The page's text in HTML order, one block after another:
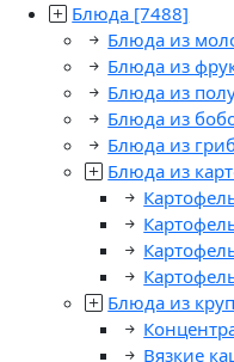
Блюда [7488]
Блюда из
Блюда из
Блюда из
Блюда из
Блюда из
Блюда из
Блюда из круп
Вязкие